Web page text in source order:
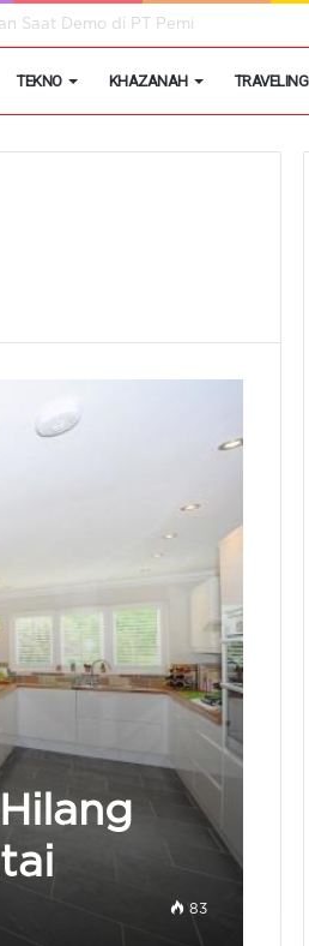
Peluang Usaha
TEKNO KHAZANAH TRAVELING
83